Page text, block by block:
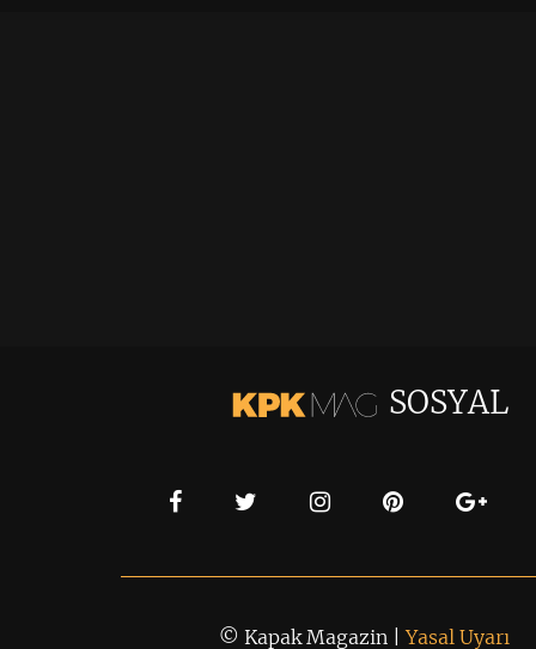
SOSYAL
© Kapak Magazin |Yasal Uyarı